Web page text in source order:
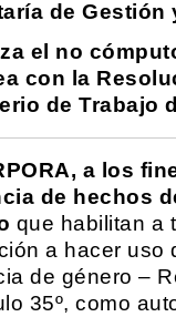
de Gestión
el no
con la
de Trabajo
a los
de hechos
que habilitan a
a hacer uso
de género –
35º, como